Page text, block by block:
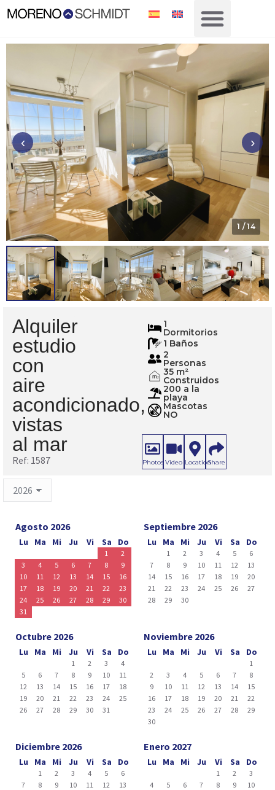
‹ ›
1 / 14
Alquiler
estudio
con
aire
acondicionado,
vistas
al mar
Ref: 1587
1
Dormitorios
1 Baños
2
Personas
m2
35 m²
Construidos
200 a la
playa
Mascotas
NO
Photos Video LocationShare
Agosto 2026
Lu Ma Mi Ju Vi Sa Do
1
2
3
4 5 6 7 8
9
10
11 12 13 14 15
16
17
18 19 20 21 22
23
24
25 26 27 28 29
30
31
Septiembre 2026
Lu Ma Mi Ju Vi Sa Do
1 2 3 4 5
6
7
8 9 10 11 12
13
14
15 16 17 18 19
20
21
22 23 24 25 26
27
28
29 30
Octubre 2026
Lu Ma Mi Ju Vi Sa Do
1 2 3
4
5
6 7 8 9 10
11
12
13 14 15 16 17
18
19
20 21 22 23 24
25
26
27 28 29 30 31
Noviembre 2026
Lu Ma Mi Ju Vi Sa Do
1
2
3 4 5 6 7
8
9
10 11 12 13 14
15
16
17 18 19 20 21
22
23
24 25 26 27 28
29
30
Diciembre 2026
Lu Ma Mi Ju Vi Sa Do
1 2 3 4 5
6
7
8 9 10 11 12
13
Enero 2027
Lu Ma Mi Ju Vi Sa Do
1 2
3
4
5 6 7 8 9
10